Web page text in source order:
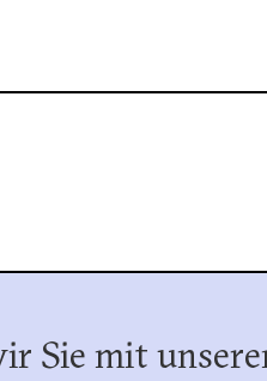
Sie mit